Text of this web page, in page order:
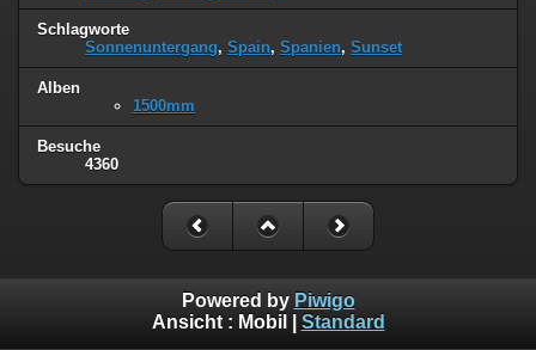
Schlagworte
Sonnenuntergang, Spain, Spanien, Sunset
Alben
1500mm
Besuche
4360
Powered by Piwigo
Ansicht : Mobil Standard